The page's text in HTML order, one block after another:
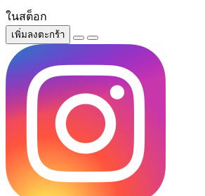
ในสต็อก
เพิ่มลงตะกร้า